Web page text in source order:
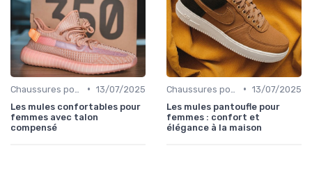
• 13/07/2025
Les mules confortables pour
femmes avec talon
compensé
• 13/07/2025
Les mules pantoufle pour
femmes : confort et
élégance à la maison